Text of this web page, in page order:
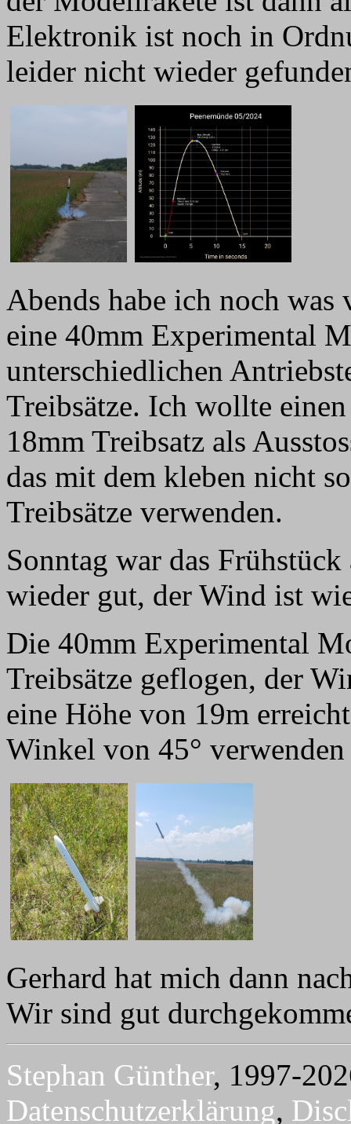
Elektronik ist noch in
leider nicht wieder
Abends habe ich noch was
eine 40mm Experimental
unterschiedlichen
Treibsätze. Ich wollte
18mm Treibsatz als
das mit dem kleben nicht
Treibsätze verwenden.
Sonntag war das
wieder gut, der Wind ist
Die 40mm Experimental
Treibsätze geflogen, der
eine Höhe von 19m
Winkel von 45°
Gerhard hat mich dann
Wir sind gut
Stephan Günther, 1997-
Datenschutzerklärung,